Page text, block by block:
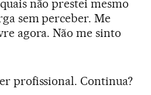
não prestei mesmo
sem perceber. Me
agora. Não me sinto
profissional. Continua?